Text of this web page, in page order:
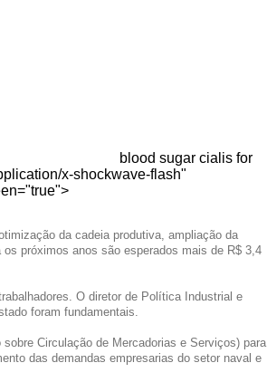
blood sugar cialis for
x-shockwave-flash"
da cadeia produtiva, ampliação da
próximos anos são esperados mais de R$ 3,4
O diretor de Política Industrial e
foram fundamentais.
Circulação de Mercadorias e Serviços) para
das demandas empresarias do setor naval e